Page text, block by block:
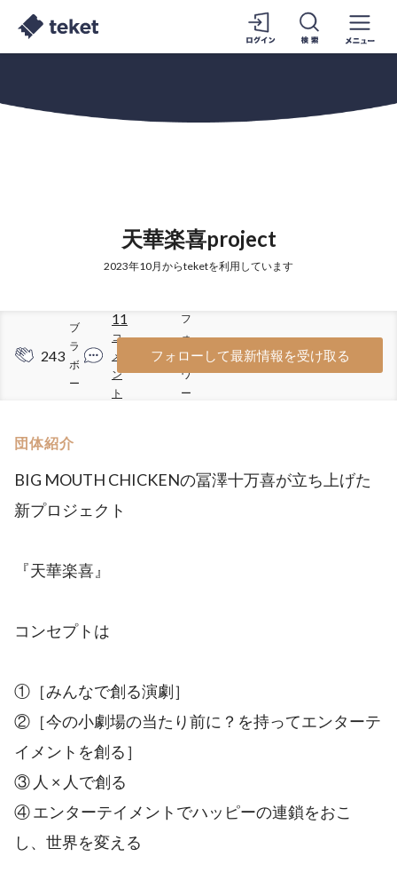
天華楽喜project
2023年10月からteketを利用しています
243
ブ
ラ
ボ
ー
11
コ
メ
ン
ト
48
フ
ォ
ロ
ワ
ー
フォローして最新情報を受け取る
団体紹介
BIG MOUTH CHICKENの冨澤十万喜が立ち上げた
新プロジェクト
『天華楽喜』
コンセプトは
①［みんなで創る演劇］
②［今の小劇場の当たり前に？を持ってエンターテ
イメントを創る］
③ 人 × 人で創る
④ エンターテイメントでハッピーの連鎖をおこ
し、世界を変える